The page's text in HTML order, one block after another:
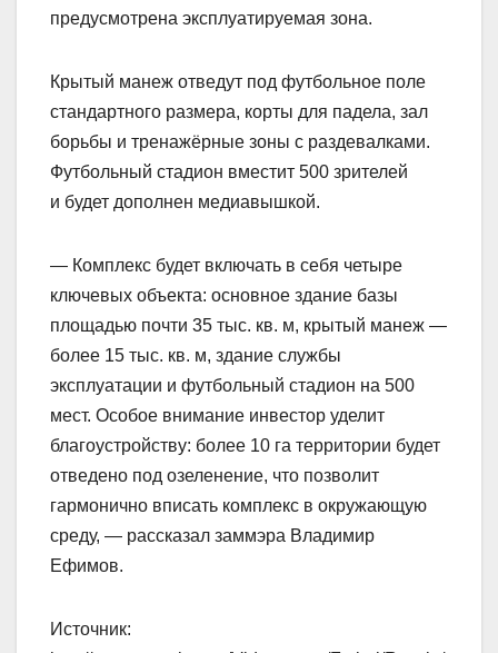
предусмотрена эксплуатируемая зона.
Крытый манеж отведут под футбольное поле
стандартного размера, корты для падела, зал
борьбы и тренажёрные зоны с раздевалками.
Футбольный стадион вместит 500 зрителей
и будет дополнен медиавышкой.
— Комплекс будет включать в себя четыре
ключевых объекта: основное здание базы
площадью почти 35 тыс. кв. м, крытый манеж —
более 15 тыс. кв. м, здание службы
эксплуатации и футбольный стадион на 500
мест. Особое внимание инвестор уделит
благоустройству: более 10 га территории будет
отведено под озеленение, что позволит
гармонично вписать комплекс в окружающую
среду, — рассказал заммэра Владимир
Ефимов.
Источник: